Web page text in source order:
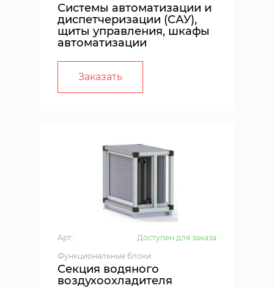
Системы автоматизации и
диспетчеризации (САУ),
щиты управления, шкафы
автоматизации
Заказать
Арт.:
Доступен для заказа
Функциональные блоки
Секция водяного
воздухоохладителя